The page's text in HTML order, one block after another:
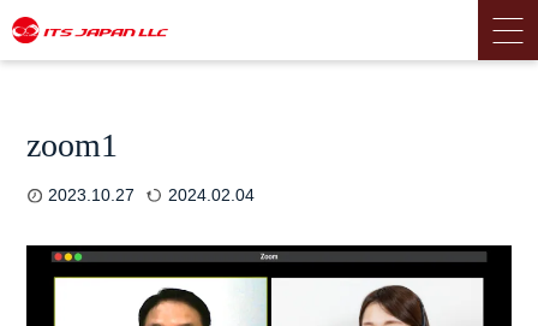
zoom1
2023.10.27 2024.02.04